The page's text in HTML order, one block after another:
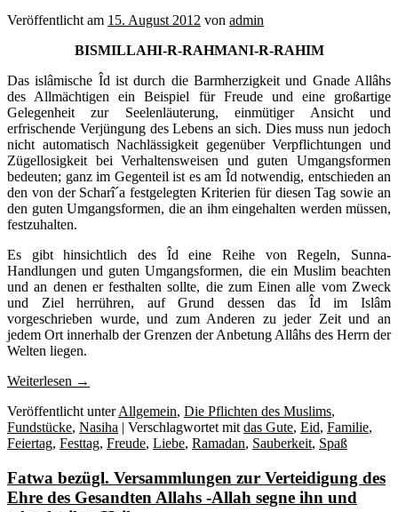
Veröffentlicht am 15. August 2012 von admin
BISMILLAHI-R-RAHMANI-R-RAHIM
Das islâmische Îd ist durch die Barmherzigkeit und Gnade Allâhs
des Allmächtigen ein Beispiel für Freude und eine großartige
Gelegenheit zur Seelenläuterung, einmütiger Ansicht und
erfrischende Verjüngung des Lebens an sich. Dies muss nun jedoch
nicht automatisch Nachlässigkeit gegenüber Verpflichtungen und
Zügellosigkeit bei Verhaltensweisen und guten Umgangsformen
bedeuten; ganz im Gegenteil ist es am Îd notwendig, entschieden an
den von der Scharî´a festgelegten Kriterien für diesen Tag sowie an
den guten Umgangsformen, die an ihm eingehalten werden müssen,
festzuhalten.
Es gibt hinsichtlich des Îd eine Reihe von Regeln, Sunna-
Handlungen und guten Umgangsformen, die ein Muslim beachten
und an denen er festhalten sollte, die zum Einen alle vom Zweck
und Ziel herrühren, auf Grund dessen das Îd im Islâm
vorgeschrieben wurde, und zum Anderen zu jeder Zeit und an
jedem Ort innerhalb der Grenzen der Anbetung Allâhs des Herrn der
Welten liegen.
Weiterlesen →
Veröffentlicht unterAllgemein, Die Pflichten des Muslims,
Fundstücke, Nasiha | Verschlagwortet mit das Gute, Eid, Familie,
Feiertag, Festtag, Freude, Liebe, Ramadan, Sauberkeit, Spaß
Fatwa bezügl. Versammlungen zur Verteidigung des
Ehre des Gesandten Allahs -Allah segne ihn und